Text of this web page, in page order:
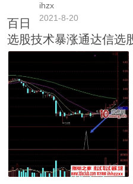
ihzx
2021-8-20
百日
选股技术暴涨通达信选